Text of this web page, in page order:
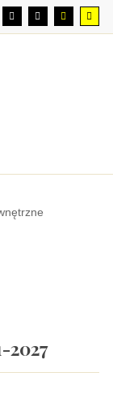
2027